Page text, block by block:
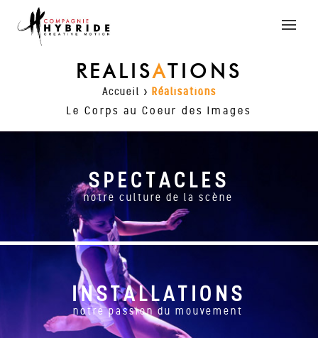
Toggle
REALISATIONS
Accueil > Réalisations
Le Corps au Coeur des Images
SPECTACLES
notre culture de la scène
INSTALLATIONS
notre passion du mouvement